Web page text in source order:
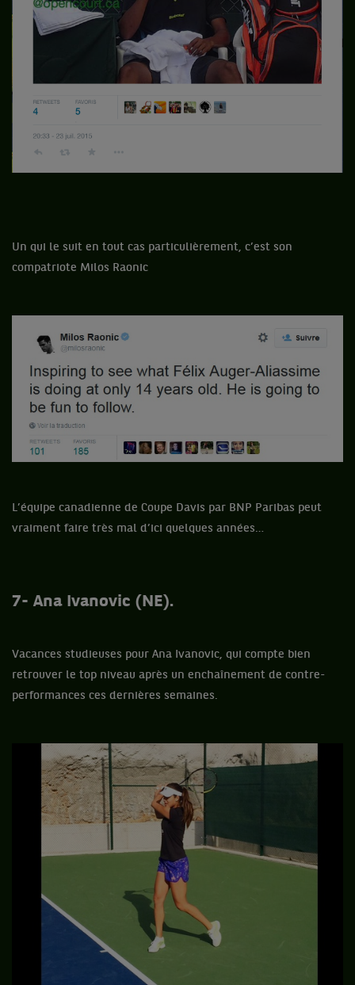
Un qui le suit en tout cas particulièrement, c’est son
compatriote Milos Raonic
L’équipe canadienne de Coupe Davis par BNP Paribas peut
vraiment faire très mal d’ici quelques années…
7- Ana Ivanovic (NE).
Vacances studieuses pour Ana Ivanovic, qui compte bien
retrouver le top niveau après un enchaînement de contre-
performances ces dernières semaines.